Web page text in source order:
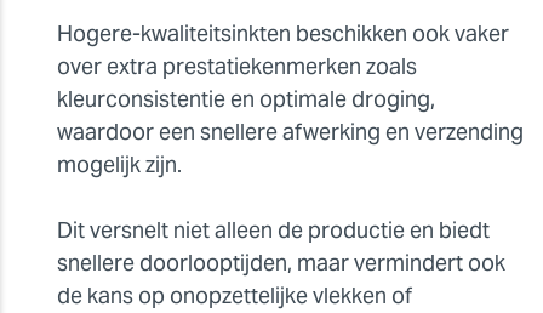
Hogere-kwaliteitsinkten beschikken ook vaker
over extra prestatiekenmerken zoals
kleurconsistentie en optimale droging,
waardoor een snellere afwerking en verzending
mogelijk zijn.
Dit versnelt niet alleen de productie en biedt
snellere doorlooptijden, maar vermindert ook
de kans op onopzettelijke vlekken of